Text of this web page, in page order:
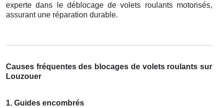
experte dans le déblocage de volets roulants motorisés,
assurant une réparation durable.
Causes fréquentes des blocages de volets roulants sur
Louzouer
1. Guides encombrés